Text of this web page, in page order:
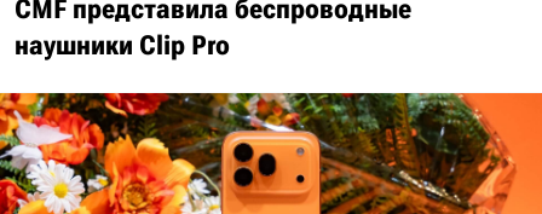
CMF представила беспроводные
наушники Clip Pro